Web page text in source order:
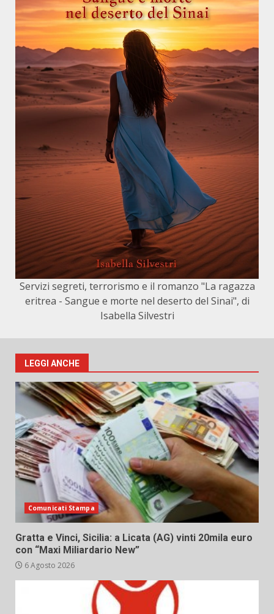
Servizi segreti, terrorismo e il romanzo "La ragazza
eritrea - Sangue e morte nel deserto del Sinai", di
Isabella Silvestri
LEGGI ANCHE
Comunicati Stampa
Gratta e Vinci, Sicilia: a Licata (AG) vinti 20mila euro
con “Maxi Miliardario New”
6 Agosto 2026